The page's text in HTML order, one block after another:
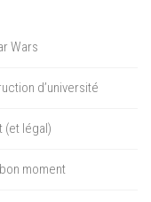
Wars
d’université
(et légal)
moment